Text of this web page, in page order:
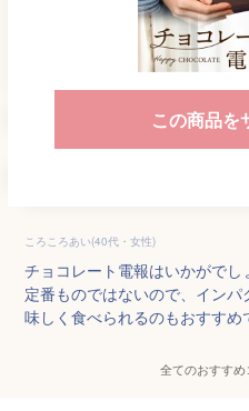
この商品を
ころころあい(40代・女性)
チョコレート電報はいかがで
定番ものではないので、イン
味しく食べられるのもおすすめ
全てのおすすめ